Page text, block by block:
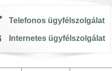
Telefonos ügyfélszolgálat
Internetes ügyfélszolgálat